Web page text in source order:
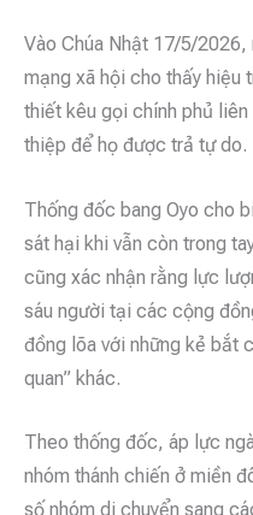
Vào Chúa Nhật 17/5/
mạng xã hội cho thấy hiệu
thiết kêu gọi chính phủ liên
thiệp để họ được trả tự do.
Thống đốc bang Oyo cho
sát hại khi vẫn còn trong
cũng xác nhận rằng lực
sáu người tại các cộng
đồng lõa với những kẻ bắt
quan” khác.
Theo thống đốc, áp lực
nhóm thánh chiến ở miền
số nhóm di chuyển sang